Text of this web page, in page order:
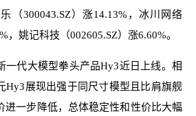
（300043.SZ）涨14.13%，冰川网络
，姚记科技（002605.SZ）涨6.60%。
一代大模型拳头产品Hy3近日上线。相
Hy3展现出强于同尺寸模型且比肩旗舰
进一步降低，总体稳定性和性价比大幅